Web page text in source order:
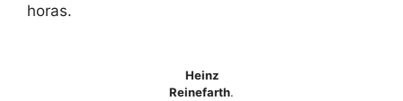
horas.
Heinz
Reinefarth.